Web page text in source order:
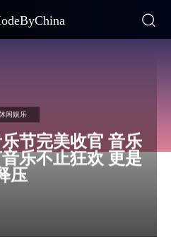
闲娱乐
节完美收官 音乐
乐不止狂欢 更是
压